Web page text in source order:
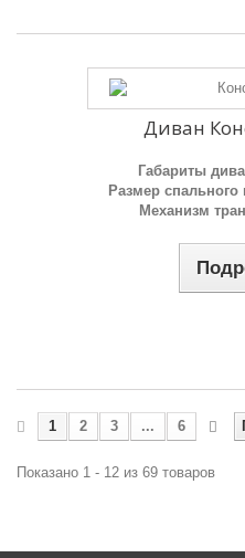
Диван
Габариты
Размер спального
Механизм
1 2 3 ... 6
Показано 1 - 12 из 69 товаров